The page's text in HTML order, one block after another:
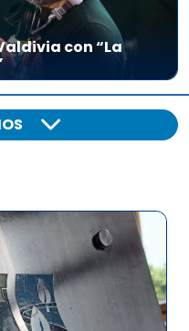
con “La